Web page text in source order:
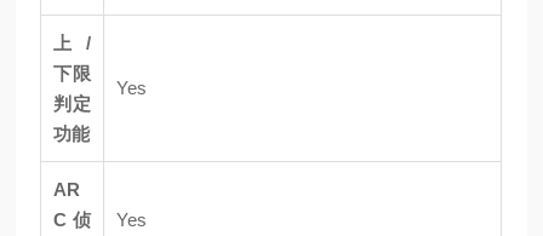
上/
下限
判定
功能
Yes
AR
C 侦
Yes